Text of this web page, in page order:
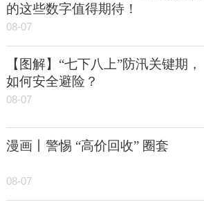
的这些数字值得期待！
08-07
【图解】“七下八上”防汛关键期，
如何安全避险？
08-07
漫画丨警惕 “高价回收” 圈套
08-07